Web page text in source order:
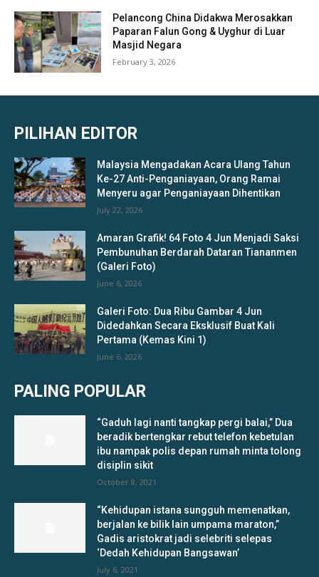
Pelancong China Didakwa Merosakkan
Paparan Falun Gong & Uyghur di Luar
Masjid Negara
February 3, 2026
PILIHAN EDITOR
Malaysia Mengadakan Acara Ulang Tahun
Ke-27 Anti-Penganiayaan, Orang Ramai
Menyeru agar Penganiayaan Dihentikan
July 22, 2026
Amaran Grafik! 64 Foto 4 Jun Menjadi Saksi
Pembunuhan Berdarah Dataran Tiananmen
(Galeri Foto)
June 6, 2026
Galeri Foto: Dua Ribu Gambar 4 Jun
Didedahkan Secara Eksklusif Buat Kali
Pertama (Kemas Kini 1)
June 6, 2026
PALING POPULAR
“Gaduh lagi nanti tangkap pergi balai,” Dua
beradik bertengkar rebut telefon kebetulan
ibu nampak polis depan rumah minta tolong
disiplin sikit
October 8, 2021
“Kehidupan istana sungguh memenatkan,
berjalan ke bilik lain umpama maraton,”
Gadis aristokrat jadi selebriti selepas
‘Dedah Kehidupan Bangsawan’
July 6, 2021